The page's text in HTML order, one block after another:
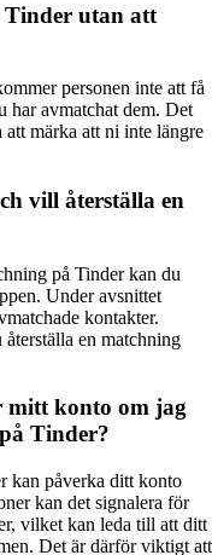
utan att
personen inte att få
har avmatchat dem. Det
märka att ni inte längre
vill återställa en
på Tinder kan du
Under avsnittet
kontakter.
en matchning
mitt konto om jag
Tinder?
kan påverka ditt konto
kan det signalera för
vilket kan leda till att ditt
Det är därför viktigt att